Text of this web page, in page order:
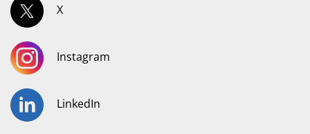
X
Instagram
LinkedIn